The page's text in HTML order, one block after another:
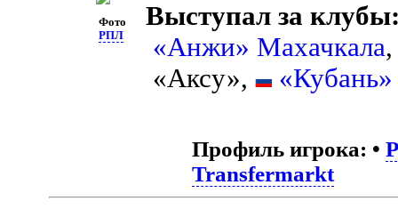
Фото
РПЛ
Выступал за
«Анжи» Махачкала
«Аксу»,
Профиль игрока: •
Transfermarkt